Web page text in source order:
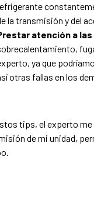
la transmisión y del
atención a
ya que
otras fallas en los
tips, el experto me
de mi unidad,